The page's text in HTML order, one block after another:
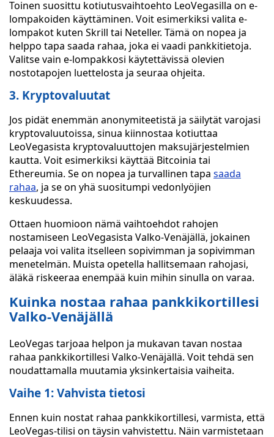
Toinen suosittu kotiutusvaihtoehto LeoVegasilla on e-
lompakoiden käyttäminen. Voit esimerkiksi valita e-
lompakot kuten Skrill tai Neteller. Tämä on nopea ja
helppo tapa saada rahaa, joka ei vaadi pankkitietoja.
Valitse vain e-lompakkosi käytettävissä olevien
nostotapojen luettelosta ja seuraa ohjeita.
3. Kryptovaluutat
Jos pidät enemmän anonymiteetistä ja säilytät varojasi
kryptovaluutoissa, sinua kiinnostaa kotiuttaa
LeoVegasista kryptovaluuttojen maksujärjestelmien
kautta. Voit esimerkiksi käyttää Bitcoinia tai
Ethereumia. Se on nopea ja turvallinen tapa saada
rahaa, ja se on yhä suositumpi vedonlyöjien
keskuudessa.
Ottaen huomioon nämä vaihtoehdot rahojen
nostamiseen LeoVegasista Valko-Venäjällä, jokainen
pelaaja voi valita itselleen sopivimman ja sopivimman
menetelmän. Muista opetella hallitsemaan rahojasi,
äläkä riskeeraa enempää kuin mihin sinulla on varaa.
Kuinka nostaa rahaa pankkikortillesi
Valko-Venäjällä
LeoVegas tarjoaa helpon ja mukavan tavan nostaa
rahaa pankkikortillesi Valko-Venäjällä. Voit tehdä sen
noudattamalla muutamia yksinkertaisia vaiheita.
Vaihe 1: Vahvista tietosi
Ennen kuin nostat rahaa pankkikortillesi, varmista, että
LeoVegas-tilisi on täysin vahvistettu. Näin varmistetaan